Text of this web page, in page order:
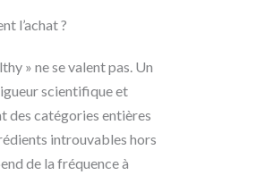
l’achat ?
» ne se valent pas. Un
scientifique et
des catégories entières
introuvables hors
de la fréquence à